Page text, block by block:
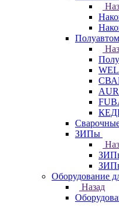
ЗИПы
Оборудование
Назад